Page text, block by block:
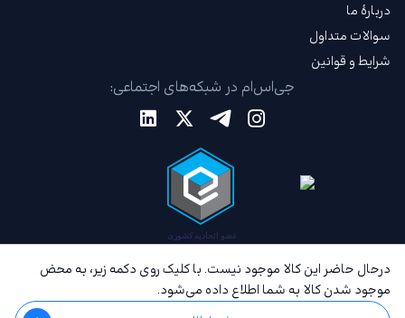
درحال حاضر این کالا موجود نیست. با کلیک روی دکمه زیر، به محض
موجود شدن کالا به شما اطلاع داده می‌شود.
دربارهٔ ما
سوالات متداول
شرایط و قوانین
جی‌اس‌ام در شبکه‌های اجتماعی: